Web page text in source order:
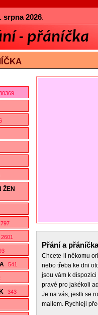
srpna 2026.
ŽEN
797
2601
541
343
Přání a
Chcete-li někomu
nebo třeba ke dni
jsou vám k
pravé pro jakékoli
Je na vás, jestli se
mailem. Rychleji